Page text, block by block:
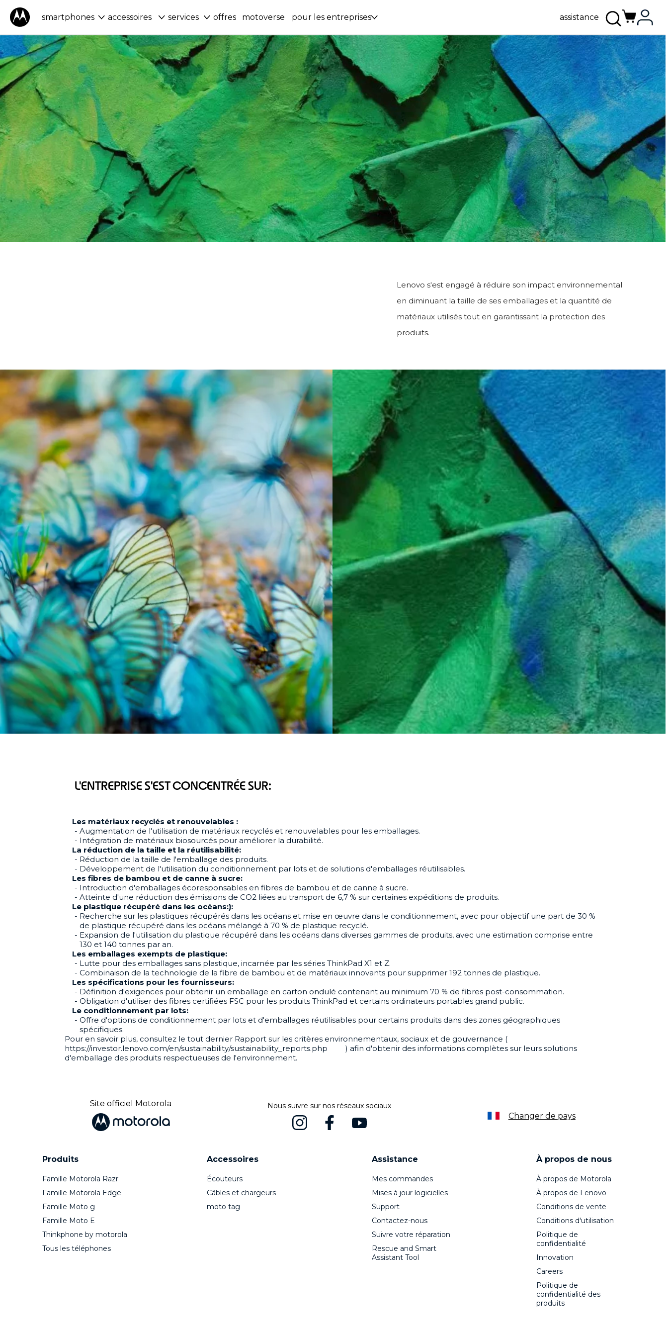
smartphones accessoires services offres motoverse pour les entreprises assistance
Lenovo s'est engagé à réduire son impact environnemental
en diminuant la taille de ses emballages et la quantité de
matériaux utilisés tout en garantissant la protection des
produits.
L'ENTREPRISE S'EST CONCENTRÉE SUR:
Les matériaux recyclés et renouvelables :
Augmentation de l'utilisation de matériaux recyclés et renouvelables pour les emballages.
Intégration de matériaux biosourcés pour améliorer la durabilité.
La réduction de la taille et la réutilisabilité:
Réduction de la taille de l'emballage des produits.
Développement de l'utilisation du conditionnement par lots et de solutions d'emballages réutilisables.
Les fibres de bambou et de canne à sucre:
Introduction d'emballages écoresponsables en fibres de bambou et de canne à sucre.
Atteinte d'une réduction des émissions de CO2 liées au transport de 6,7 % sur certaines expéditions de produits.
Le plastique récupéré dans les océans:):
Recherche sur les plastiques récupérés dans les océans et mise en œuvre dans le conditionnement, avec pour objectif une part de 30 %
de plastique récupéré dans les océans mélangé à 70 % de plastique recyclé.
Expansion de l'utilisation du plastique récupéré dans les océans dans diverses gammes de produits, avec une estimation comprise entre
130 et 140 tonnes par an.
Les emballages exempts de plastique:
Lutte pour des emballages sans plastique, incarnée par les séries ThinkPad X1 et Z.
Combinaison de la technologie de la fibre de bambou et de matériaux innovants pour supprimer 192 tonnes de plastique.
Les spécifications pour les fournisseurs:
Définition d'exigences pour obtenir un emballage en carton ondulé contenant au minimum 70 % de fibres post-consommation.
Obligation d'utiliser des fibres certifiées FSC pour les produits ThinkPad et certains ordinateurs portables grand public.
Le conditionnement par lots:
Offre d'options de conditionnement par lots et d'emballages réutilisables pour certains produits dans des zones géographiques
spécifiques.
Pour en savoir plus, consultez le tout dernier Rapport sur les critères environnementaux, sociaux et de gouvernance (
https://investor.lenovo.com/en/sustainability/sustainability_reports.php ) afin d'obtenir des informations complètes sur leurs solutions
d'emballage des produits respectueuses de l'environnement.
Site officiel Motorola Nous suivre sur nos réseaux sociaux
Changer de pays
Produits
Famille Motorola Razr
Famille Motorola Edge
Famille Moto g
Famille Moto E
Thinkphone by motorola
Tous les téléphones
Accessoires
Écouteurs
Câbles et chargeurs
moto tag
Assistance
Mes commandes
Mises à jour logicielles
Support
Contactez-nous
Suivre votre réparation
Rescue and Smart
Assistant Tool
À propos de nous
À propos de Motorola
À propos de Lenovo
Conditions de vente
Conditions d'utilisation
Politique de
confidentialité
Innovation
Careers
Politique de
confidentialité des
produits